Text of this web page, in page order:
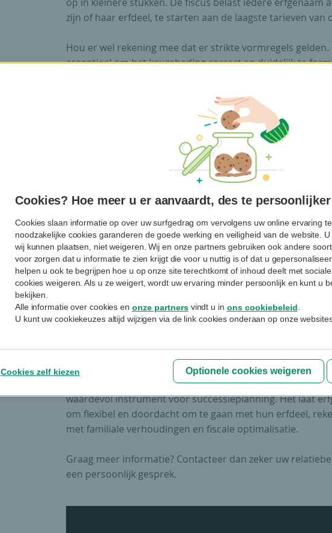
zijn of haar erfdeel, te starten aan de laagste tarieven van
Hou er wel rekening mee dat er strikte vormregels gelden.
essentieel om het keuzebeding correct en duidelijk te
Vlabel bevestigde dat een
keuzebeding geen fiscaal
Lien Verdoodt
Wat vindt de fiscus hiervan?
De fiscus kijkt kritisch naar oplossingen om minder
testamentair keuzebeding. In een recente beslissing (VB
bevestigde Vlabel dat een testamentair keuzebeding -
kinderen (de kleinkinderen) toe te wijzen - geen fiscaal
Conclusie: correct toegepast, is een testamentair
waardevol instrument voor successieplanning. Het laat
om flexibel en doordacht om te gaan met hun erfdeel,
met familiale verhoudingen en fiscale optimalisatie.
Graag meer informatie? Contacteer dan zeker uw
een persoonlijk gesprek.
Cookies? Hoe meer u er aanvaardt, des te
Cookies slaan informatie op over uw surfgedrag om vervolgens uw online ervaring
noodzakelijke cookies garanderen de goede werking en veiligheid van de website.
wij kunnen plaatsen, niet weigeren. Wij en onze partners gebruiken ook andere
voor zorgen dat u informatie te zien krijgt die voor u nuttig is of dat u
helpen u ook te begrijpen hoe u op onze site terechtkomt of inhoud deelt met
cookies weigeren. Als u ze weigert, wordt uw ervaring minder persoonlijk en kunt u
bekijken.
Alle informatie over cookies en onze partnersvindt u in ons cookiebeleid
U kunt uw cookiekeuzes altijd wijzigen via de link cookies onderaan op onze
Cookies zelf kiezen Optionele cookies weigeren